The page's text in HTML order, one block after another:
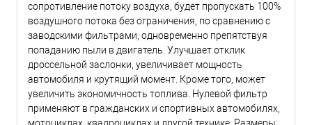
сопротивление потоку воздуха, будет пропускать 100%
воздушного потока без ограничения, по сравнению с
заводскими фильтрами, одновременно препятствуя
попаданию пыли в двигатель. Улучшает отклик
дроссельной заслонки, увеличивает мощность
автомобиля и крутящий момент. Кроме того, может
увеличить экономичность топлива. Нулевой фильтр
применяют в гражданских и спортивных автомобилях,